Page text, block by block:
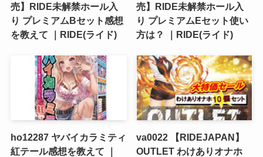
売】RIDE未解禁ホール入
り プレミアムBセット感想
を教えて ｜RIDE(ライド)
売】RIDE未解禁ホール入
り プレミアムEセット使い
方は？ ｜RIDE(ライド)
ho12287 ヤバイカラミティ
紅テール感想を教えて ｜
va0022 【RIDEJAPAN】
OUTLET わけありオナホ